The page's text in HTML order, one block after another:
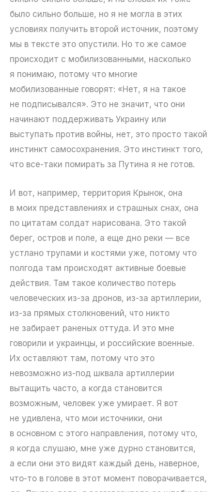
было сильно больше, но я не могла в этих
условиях получить второй источник, поэтому
мы в тексте это опустили. Но то же самое
происходит с мобилизованными, насколько
я понимаю, потому что многие
мобилизованные говорят: «Нет, я на такое
не подписывался». Это не значит, что они
начинают поддерживать Украину или
выступать против войны, нет, это просто такой
инстинкт самосохранения. Это инстинкт того,
что все-таки помирать за Путина я не готов.
И вот, например, территория Крынок, она
в моих представлениях и страшных снах, она
по цитатам солдат нарисована. Это такой
берег, остров и поле, а еще дно реки — все
устлано трупами и костями уже, потому что
полгода там происходят активные боевые
действия. Там такое количество потерь
человеческих из-за дронов, из-за артиллерии,
из-за прямых столкновений, что никто
не забирает раненых оттуда. И это мне
говорили и украинцы, и российские военные.
Их оставляют там, потому что это
невозможно из-под шквала артиллерии
вытащить часто, а когда становится
возможным, человек уже умирает. Я вот
не удивлена, что мои источники, они
в основном с этого направления, потому что,
я когда слушаю, мне уже дурно становится,
а если они это видят каждый день, наверное,
что-то в голове в этот момент поворачивается,